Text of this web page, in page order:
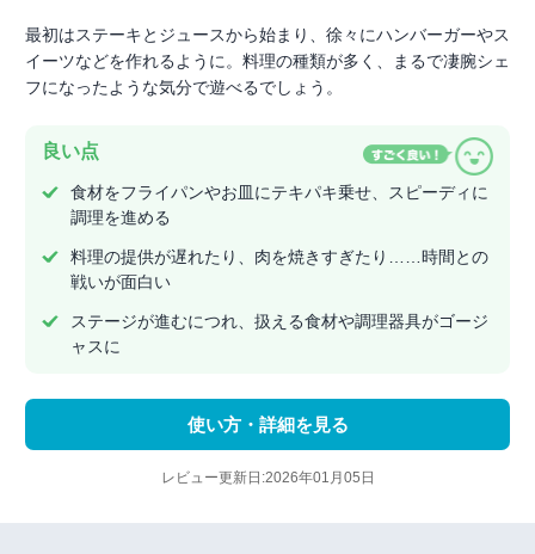
最初はステーキとジュースから始まり、徐々にハンバーガーやス
イーツなどを作れるように。料理の種類が多く、まるで凄腕シェ
フになったような気分で遊べるでしょう。
良い点
食材をフライパンやお皿にテキパキ乗せ、スピーディに
調理を進める
料理の提供が遅れたり、肉を焼きすぎたり……時間との
戦いが面白い
ステージが進むにつれ、扱える食材や調理器具がゴージ
ャスに
使い方・詳細を見る
レビュー更新日:2026年01月05日